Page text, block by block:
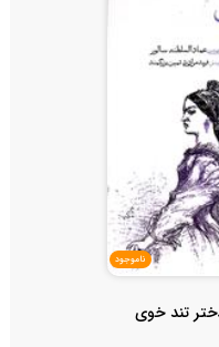
ناموجود
تند خوی